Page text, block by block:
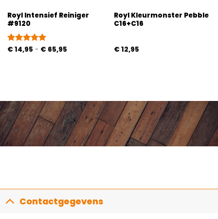
Royl Intensief Reiniger
#9120
Gewaardeerd
€ 14,95 - € 65,95Prijsklasse:
Royl Kleurmonster Pebble
C16+C16
€ 12,95
Contactgegevens